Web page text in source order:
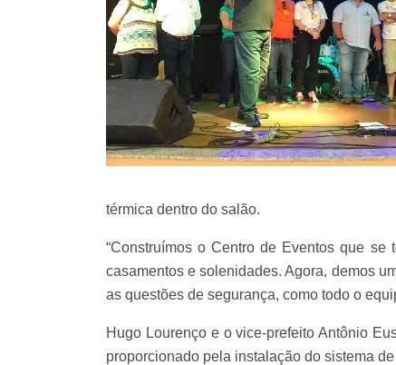
térmica dentro do salão.
“Construímos o Centro de Eventos que
casamentos e solenidades. Agora, demos
as questões de segurança, como todo o
Hugo Lourenço e o vice-prefeito Antônio
proporcionado pela instalação do sistema